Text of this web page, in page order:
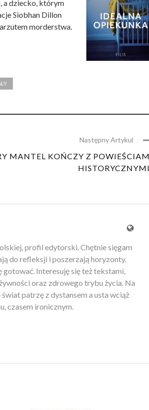
a dziecko, którym
Siobhan Dillon
morderstwa.
Następny Artykul
MANTEL KOŃCZY Z
profil edytorski. Chętnie sięgam
do refleksji i poszerzają horyzonty.
Interesuję się też tekstami,
oraz zdrowego trybu życia. Na
patrzę z dystansem a usta wciąż
czasem ironicznym.